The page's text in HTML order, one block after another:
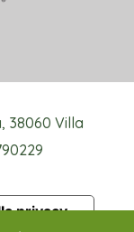
38060 Villa
privacy